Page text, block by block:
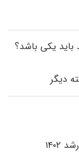
باید یکی باشد؟
دیگر